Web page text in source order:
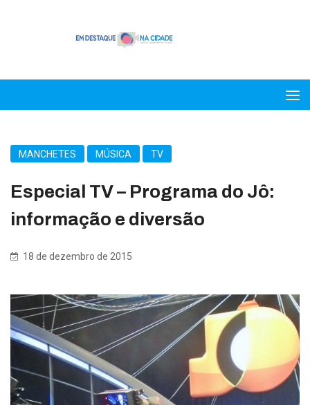
MANCHETES MÚSICA TV
Especial TV – Programa do Jô:
informação e diversão
18 de dezembro de 2015